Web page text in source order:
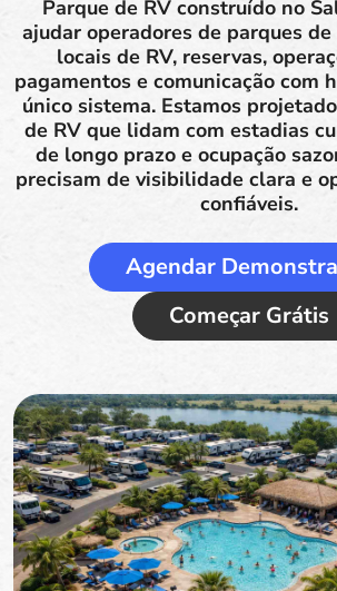
Parque de RV construído no
ajudar operadores de parques
locais de RV, reservas,
pagamentos e comunicação com
único sistema. Estamos
de RV que lidam com estadias
de longo prazo e ocupação
precisam de visibilidade clara e
confiáveis.
Agendar
Começar Grátis